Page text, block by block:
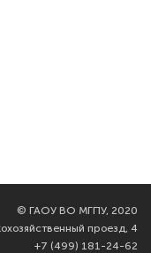
© ГАОУ ВО МГПУ, 2020
проезд, 4
+7 (499) 181-24-62